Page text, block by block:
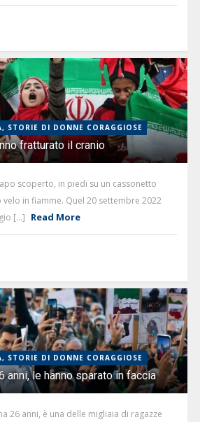
STORIE DI DONNE CORAGGIOSE
fratturato il cranio
scoperto, in piedi su un cassonetto
in fiamme. Quel 20 settembre 2022
[...] Read More
STORIE DI DONNE CORAGGIOSE
anni, le hanno sparato in faccia
26 anni, è una delle migliaia di ragazze